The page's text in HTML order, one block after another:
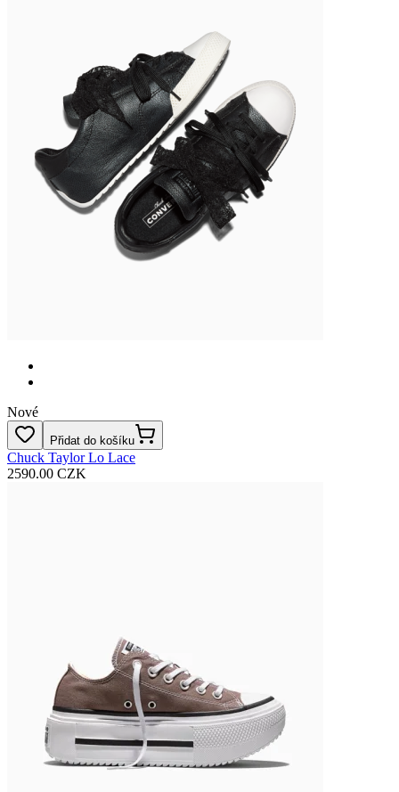
Nové
Přidat do košíku
Chuck Taylor Lo Lace
2590.00 CZK